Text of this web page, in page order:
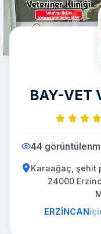
BAY-VET
44
Karaağaç, şehit
24000
ERZİNCAN